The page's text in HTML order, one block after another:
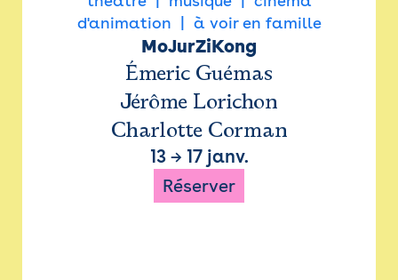
d'animation
à voir en famille
MoJurZiKong
Émeric Guémas
Jérôme Lorichon
Charlotte Corman
13→ 17 janv.
Réserver